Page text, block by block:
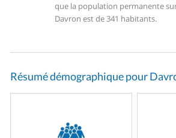
que la population permanente
Davron est de 341 habitants.
Résumé démographique pour